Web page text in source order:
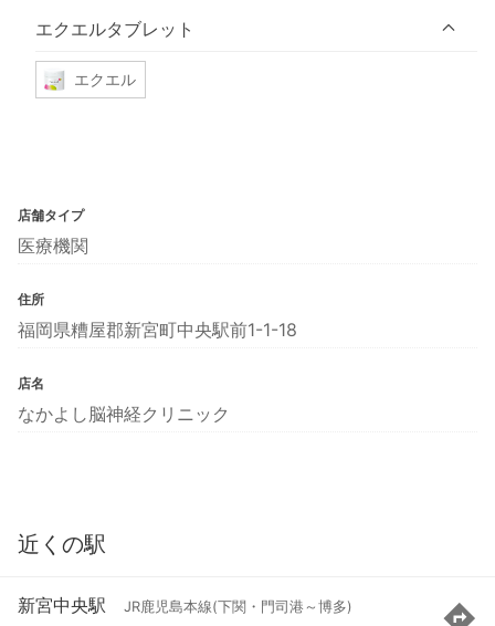
エクエルタブレット
エクエル
店舗タイプ
医療機関
住所
福岡県糟屋郡新宮町中央駅前1-1-18
店名
なかよし脳神経クリニック
近くの駅
新宮中央駅 JR鹿児島本線(下関・門司港～博多)